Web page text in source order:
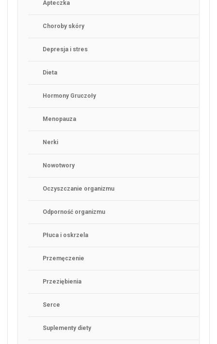
Apteczka
Choroby skóry
Depresja i stres
Dieta
Hormony Gruczoły
Menopauza
Nerki
Nowotwory
Oczyszczanie organizmu
Odporność organizmu
Płuca i oskrzela
Przemęczenie
Przeziębienia
Serce
Suplementy diety